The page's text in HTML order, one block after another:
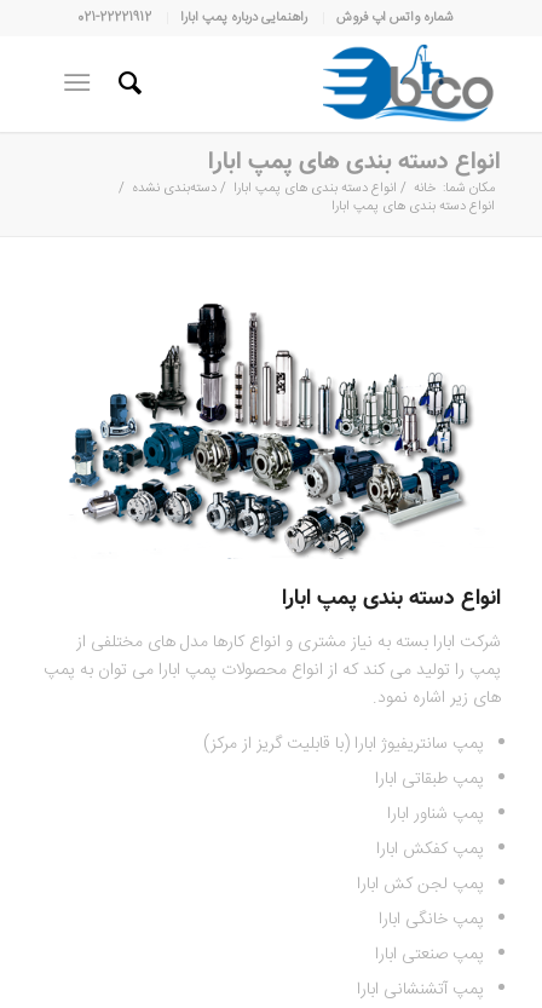
شماره واتس اپ فروش راهنمایی درباره پمپ ابارا 021-22221912
انواع دسته بندی های پمپ ابارا
مکان شما: خانه / انواع دسته بندی های پمپ ابارا /دسته‌بندی نشده /
انواع دسته بندی های پمپ ابارا
انواع دسته بندی پمپ ابارا
شرکت ابارا بسته به نیاز مشتری و انواع کارها مدل های مختلفی از
پمپ را تولید می کند که از انواع محصولات پمپ ابارا می توان به پمپ
های زیر اشاره نمود.
پمپ سانتریفیوژ ابارا (با قابلیت گریز از مرکز)
پمپ طبقاتی ابارا
پمپ شناور ابارا
پمپ کفکش ابارا
پمپ لجن کش ابارا
پمپ خانگی ابارا
پمپ صنعتی ابارا
پمپ آتشنشانی ابارا